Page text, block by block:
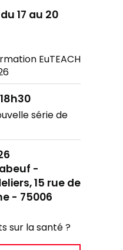
17 au 20
EuTEACH
série de
-
15 rue de
- 75006
sur la santé ?